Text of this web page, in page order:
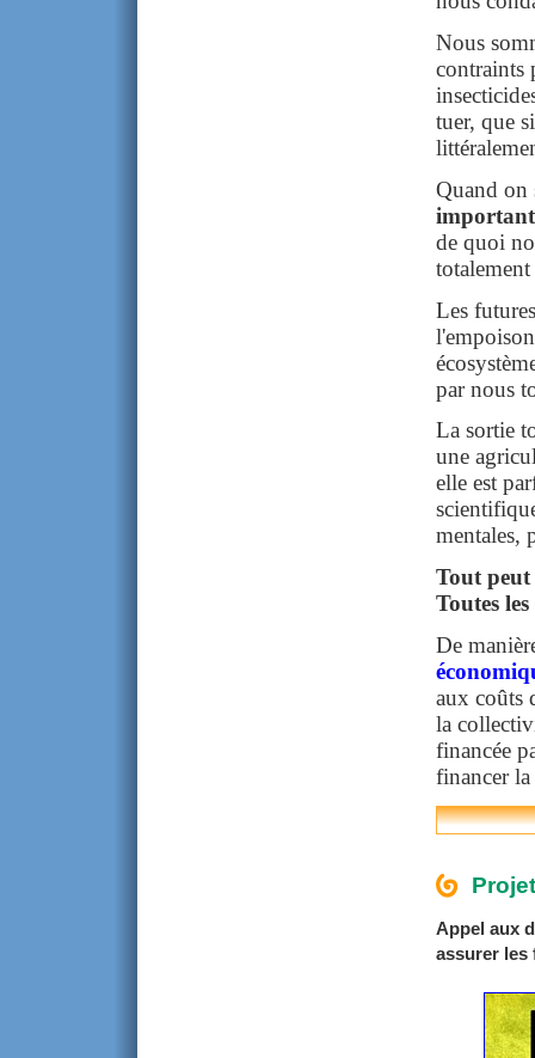
Nous
contraints
tuer, que
Quand on
de quoi
Les
par nous
La sortie
une
elle est
mentales,
Tout peut
Toutes
De
aux coûts
la
financée
financer
Appel aux
assurer les